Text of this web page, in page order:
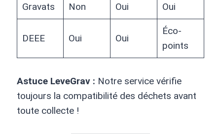
Gravats Non Oui Oui
DEEE Oui Oui
Éco-
points
Astuce LeveGrav : Notre service vérifie
toujours la compatibilité des déchets avant
toute collecte !